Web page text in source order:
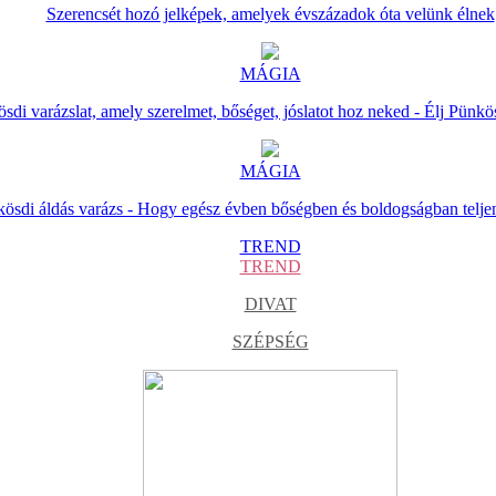
Szerencsét hozó jelképek, amelyek évszázadok óta velünk élnek
MÁGIA
varázslat, amely szerelmet, bőséget, jóslatot hoz neked - Élj
MÁGIA
áldás varázs - Hogy egész évben bőségben és boldogságban
TREND
TREND
DIVAT
SZÉPSÉG